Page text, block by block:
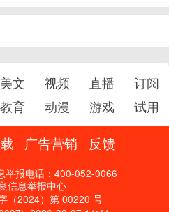
美文 视频 直播
订阅
教育 动漫 游戏 试用
广告营销 反馈
举报电话：400-052-0066
信息举报中心
（2024）第 00220 号